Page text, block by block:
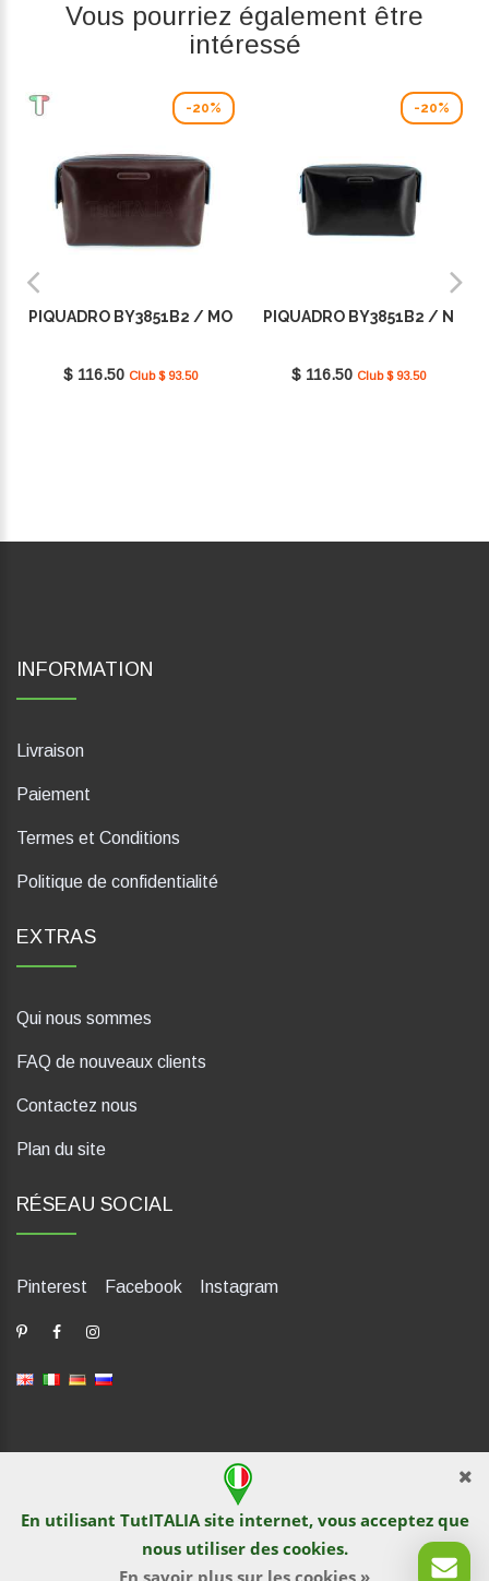
Vous pourriez également être
intéressé
-20%
PIQUADRO BY3851B2 / MO
$ 116.50 Club $ 93.50
-20%
PIQUADRO BY3851B2 / N
$ 116.50 Club $ 93.50
En utilisant TutITALIA site internet, vous acceptez que
nous utiliser des cookies.
En savoir plus sur les cookies »
INFORMATION
Livraison
Paiement
Termes et Conditions
Politique de confidentialité
EXTRAS
Qui nous sommes
FAQ de nouveaux clients
Contactez nous
Plan du site
RÉSEAU SOCIAL
Pinterest Facebook Instagram
dP Motion Media. Via La Piana 430, 47835 Saludecio (RN), Italia.
Numero REA: RN410802. P.IVA: 04421580400. Tel +39 0541
1480041
© TutITALIA 2013-2026. L`impression et la copie de textes et de
documents graphiques sont interdites par les propriétaires de